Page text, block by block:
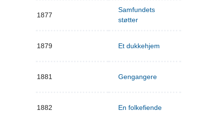
1877
Samfundets
støtter
1879 Et dukkehjem
1881 Gengangere
1882 En folkefiende